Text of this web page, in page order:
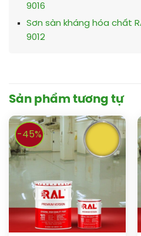
9016
Sơn sàn kháng hóa chất
9012
Sản phẩm tương tự
-45%